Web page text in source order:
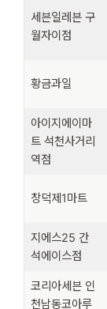
세븐일레븐 구
월자이점
황금과일
아이지에이마
트 석천사거리
역점
창덕제1마트
지에스25 간
석에이스점
코리아세븐 인
천남동코아루